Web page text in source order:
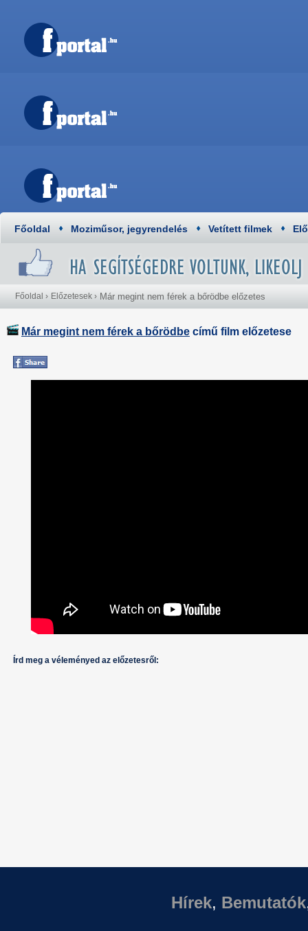
Főoldal Moziműsor, jegyrendelés Vetített filmek
Főoldal › Előzetesek › Már megint nem férek a bőrödbe előzetes
Már megint nem férek a bőrödbe című film előzetese
Írd meg a véleményed az előzetesről:
Hírek, Bemutatók